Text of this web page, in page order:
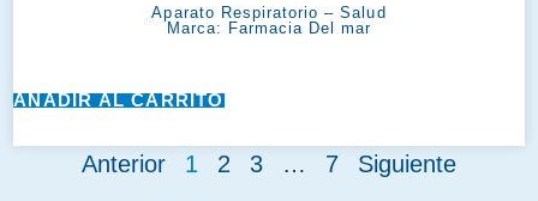
Aparato Respiratorio –Salud
Marca: Farmacia Del mar
AÑADIR AL CARRITO
Anterior 1 2 3 … 7 Siguiente